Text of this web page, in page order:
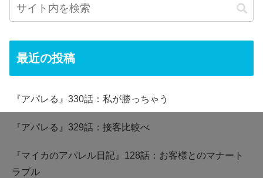
最近の投稿
『アパレる』330話：私が勝っちゃう
『アパレる』329話：接客比較べ
『マイカのアパレル日記』128話：お客様とのマナート
ラブル